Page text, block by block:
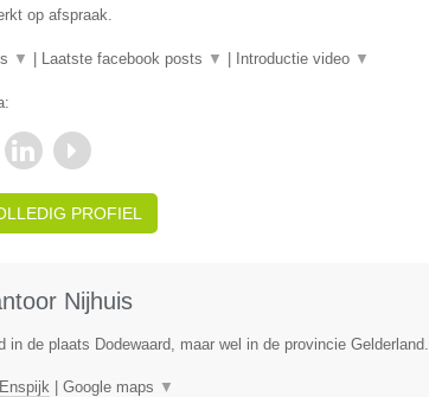
op afspraak.
▼ Laatste facebook posts ▼ Introductie video ▼
PROFIEL
Nijhuis
in de plaats Dodewaard, maar wel in de provincie Gelderland.
Enspijk| Google maps ▼